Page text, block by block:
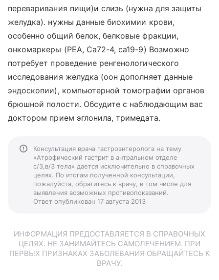
переваривания пищи)и слизь (нужна для защиты
желудка). нужны данные биохимии крови,
особенно общий белок, белковые фракции,
онкомаркеры (РЕА, Са72-4, са19-9) Возможно
потребует проведение ренгенологического
исследования желудка (оон дополняет данные
эндоскопии), компьютерной томографии органов
брюшной полости. Обсудите с наблюдающим вас
доктором прием эглонила, тримедата.
Консультация врача гастроэнтеролога на тему
«Атрофический гастрит в антральном отделе
с/3,в/3 тела» дается исключительно в справочных
целях. По итогам полученной консультации,
пожалуйста, обратитесь к врачу, в том числе для
выявления возможных противопоказаний.
Ответ опубликован 17 августа 2013
ИНФОРМАЦИЯ ПРЕДОСТАВЛЯЕТСЯ В СПРАВОЧНЫХ
ЦЕЛЯХ. НЕ ЗАНИМАЙТЕСЬ САМОЛЕЧЕНИЕМ. ПРИ
ПЕРВЫХ ПРИЗНАКАХ ЗАБОЛЕВАНИЯ ОБРАЩАЙТЕСЬ К
ВРАЧУ.